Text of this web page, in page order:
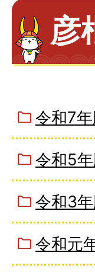
彦
令和7年
令和5
令和3
令和元